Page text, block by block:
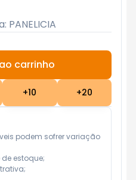
PANELICIA
carrinho
+10 +20
podem sofrer variação
estoque;